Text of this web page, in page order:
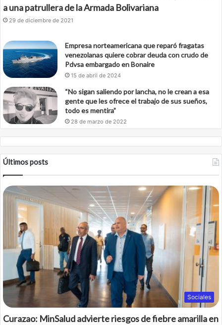
a una patrullera de la Armada Bolivariana
29 de diciembre de 2021
Empresa norteamericana que reparó fragatas
venezolanas quiere cobrar deuda con crudo de
Pdvsa embargado en Bonaire
15 de abril de 2024
“No sigan saliendo por lancha, no le crean a esa
gente que les ofrece el trabajo de sus sueños,
todo es mentira”
28 de marzo de 2022
Últimos posts
Sociales
Curazao: MinSalud advierte riesgos de fiebre amarilla en